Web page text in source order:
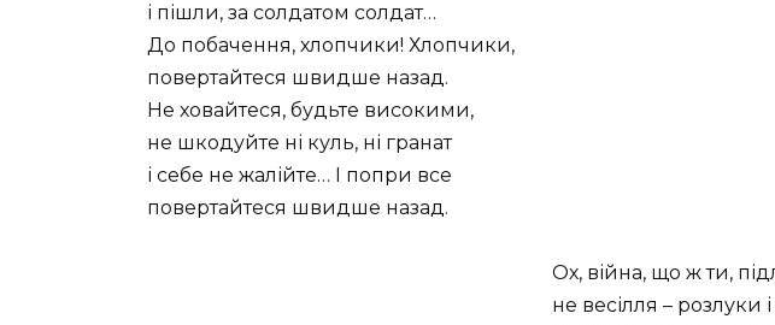
і пішли, за солдатом солдат…
До побачення, хлопчики! Хлопчики,
повертайтеся швидше назад.
Не ховайтеся, будьте високими,
не шкодуйте ні куль, ні гранат
і себе не жалійте… І попри все
повертайтеся швидше назад.
Ох, війна, що ж ти,
не весілля – розлуки